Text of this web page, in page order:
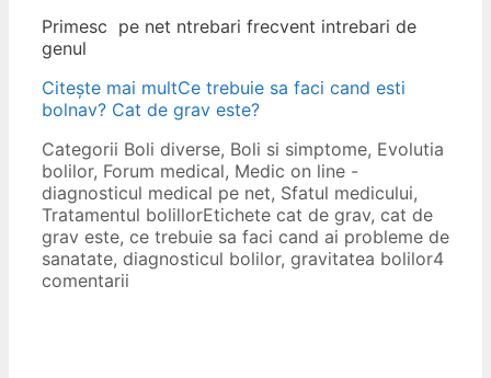
Primesc pe net ntrebari frecvent intrebari de
genul
Citește mai multCe trebuie sa faci cand esti
bolnav? Cat de grav este?
Categorii Boli diverse, Boli si simptome, Evolutia
bolilor, Forum medical, Medic on line -
diagnosticul medical pe net, Sfatul medicului,
Tratamentul bolillorEtichete cat de grav, cat de
grav este, ce trebuie sa faci cand ai probleme de
sanatate, diagnosticul bolilor, gravitatea bolilor4
comentarii